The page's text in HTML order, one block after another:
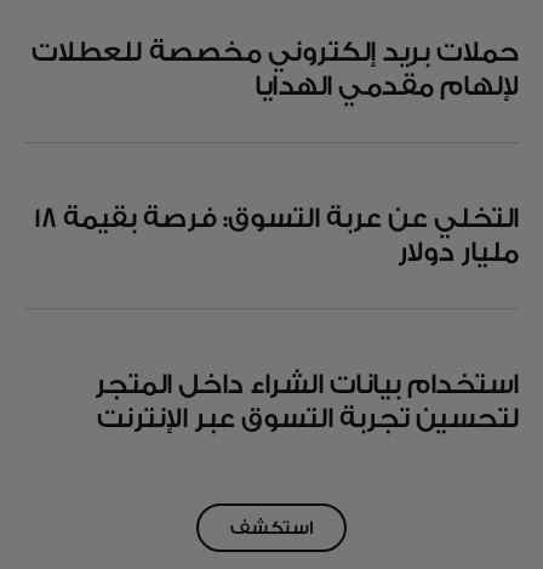
حملات بريد إلكتروني مخصصة للعطلات
لإلهام مقدمي الهدايا
التخلي عن عربة التسوق: فرصة بقيمة 18
مليار دولار
استخدام بيانات الشراء داخل المتجر
لتحسين تجربة التسوق عبر الإنترنت
استكشف